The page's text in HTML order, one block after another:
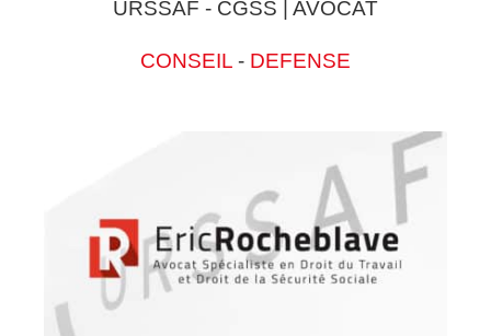
URSSAF - CGSS | AVOCAT
CONSEIL - DEFENSE